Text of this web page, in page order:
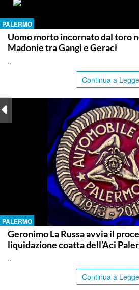
PALERMO
Uomo morto incornato dal toro
Madonie tra Gangi e Geraci
..
Continua a
PALERMO
Geronimo La Russa avvia il
liquidazione coatta dell’Aci
..
Continua a